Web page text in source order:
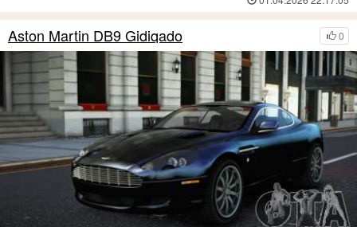
0
Aston Martin DB9 Gidiqado